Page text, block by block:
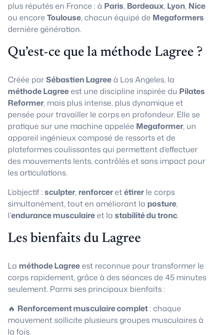
plus réputés en France : à Paris, Bordeaux, Lyon, Nice
ou encore Toulouse, chacun équipé de Megaformers
dernière génération.
Qu’est-ce que la méthode Lagree ?
Créée parSébastien Lagreeà Los Angeles, la
méthode Lagreeest une discipline inspirée du Pilates
Reformer, mais plus intense, plus dynamique et
pensée pour travailler le corps en profondeur. Elle se
pratique sur une machine appelée Megaformer, un
appareil ingénieux composé de ressorts et de
plateformes coulissantes qui permettent d’effectuer
des mouvements lents, contrôlés et sans impact pour
les articulations.
L’objectif :sculpter, renforceretétirerle corps
simultanément, tout en améliorant la posture,
l’endurance musculaireet la stabilité du tronc.
Les bienfaits du Lagree
La méthode Lagreeest reconnue pour transformer le
corps rapidement, grâce à des séances de 45 minutes
seulement. Parmi ses principaux bienfaits :
🔥 Renforcement musculaire complet: chaque
mouvement sollicite plusieurs groupes musculaires à
la fois.